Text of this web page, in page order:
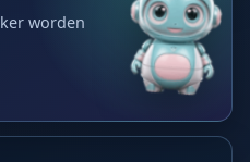
worden